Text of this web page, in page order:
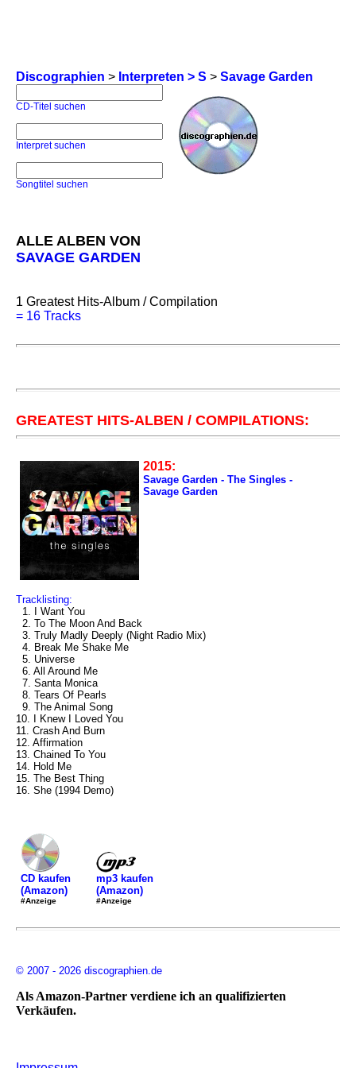
Discographien > Interpreten > S > Savage Garden
CD-Titel suchen
Interpret suchen
Songtitel suchen
ALLE ALBEN VON
SAVAGE GARDEN
1 Greatest Hits-Album / Compilation
= 16 Tracks
GREATEST HITS-ALBEN / COMPILATIONS:
2015:
Savage Garden - The Singles -
Savage Garden
Tracklisting:
1. I Want You
2. To The Moon And Back
3. Truly Madly Deeply (Night Radio Mix)
4. Break Me Shake Me
5. Universe
6. All Around Me
7. Santa Monica
8. Tears Of Pearls
9. The Animal Song
10. I Knew I Loved You
11. Crash And Burn
12. Affirmation
13. Chained To You
14. Hold Me
15. The Best Thing
16. She (1994 Demo)
CD kaufen
(Amazon)
#Anzeige
mp3 kaufen
(Amazon)
#Anzeige
© 2007 - 2026 discographien.de
Als Amazon-Partner verdiene ich an qualifizierten
Verkäufen.